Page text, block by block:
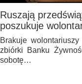
Ruszają
poszukuje
Brakuje
zbiórki Banku
sobotę…